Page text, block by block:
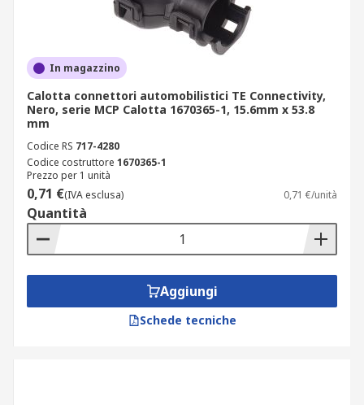
In magazzino
Calotta connettori automobilistici TE Connectivity,
Nero, serie MCP Calotta 1670365-1, 15.6mm x 53.8
mm
Codice RS 717-4280
Codice costruttore 1670365-1
Prezzo per 1 unità
0,71 €(IVA esclusa) 0,71 €/unità
Quantità
Aggiungi
Schede tecniche